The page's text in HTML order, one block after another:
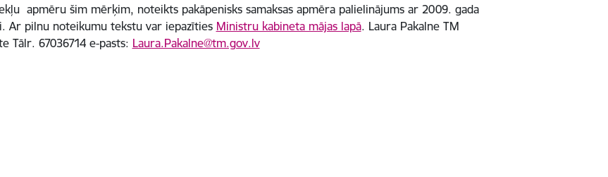
apmēru šim mērķim, noteikts pakāpenisks samaksas apmēra palielinājums ar 2009. gada
Ar pilnu noteikumu tekstu var iepazīties Ministru kabineta mājas lapā. Laura Pakalne TM
Tālr. 67036714 e-pasts: Laura.Pakalne@tm.gov.lv